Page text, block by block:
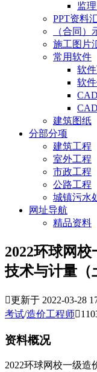
监
PPT资料
（合同）
施工图片
常用软件
软
软
建筑图纸
分部分项
建筑工程
室外工程
市政工程
公路工程
城镇污水
网址导航
精品资料
2022环球网
技术与计量（
更新于 2022-03-28
考试/造价工程师
资料概况
2022环球网校一级造